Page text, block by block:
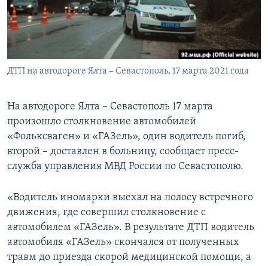
ПОБЕДИТЕЛЕЙ НЕ СУДЯТ?
КРЫМ.НЕПОКОРЕННЫЙ
УКРАИНСКАЯ ПРОБЛЕМА КРЫМА
ПРИСОЕДИНЯЙТЕСЬ!
ДТП на автодороге Ялта – Севастополь, 17 марта 2021 года
На автодороге Ялта – Севастополь 17 марта
произошло столкновение автомобилей
«Фольксваген» и «ГАЗель», один водитель погиб,
второй – доставлен в больницу, сообщает пресс-
служба управления МВД России по Севастополю.
«Водитель иномарки выехал на полосу встречного
движения, где совершил столкновение с
автомобилем «ГАЗель». В результате ДТП водитель
автомобиля «ГАЗель» скончался от полученных
травм до приезда скорой медицинской помощи, а